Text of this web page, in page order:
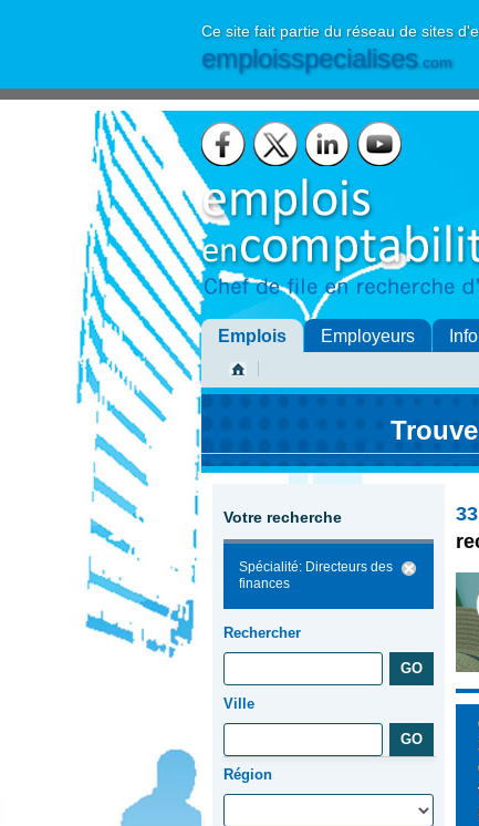
Ce site fait partie du réseau de sites
emploisspecialises.com
Emplois Employeurs
Votre recherche
Spécialité: Directeurs des
finances
Rechercher
Ville
Région
33